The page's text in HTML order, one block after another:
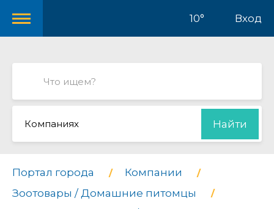
10° Вход
Компаниях Найти
Портал города
Компании
Зоотовары / Домашние питомцы